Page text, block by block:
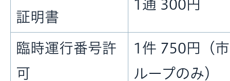
証明書
1通 300円
臨時運行番号許
可
1件 750円（
ループのみ）